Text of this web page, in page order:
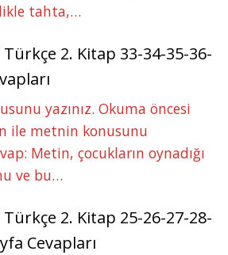
tahta,…
Türkçe 2. Kitap 33-34-35-36-
yazınız. Okuma öncesi
ile metnin konusunu
Metin, çocukların oynadığı
ve bu…
Türkçe 2. Kitap 25-26-27-28-
Cevapları